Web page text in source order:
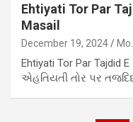
Ehtiyati Tor Par
Masail
December 19, 2024
Ehtiyati Tor Par Tajdid
એહતિયતી તોર પર